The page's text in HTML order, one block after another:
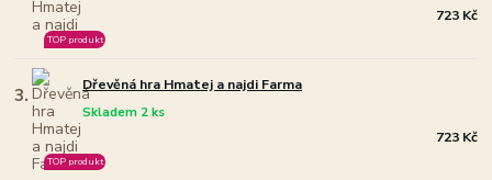
TOP produkt
723 Kč
3. Dřevěná hra Hmatej a najdi Farma
Skladem 2 ks
TOP produkt
723 Kč